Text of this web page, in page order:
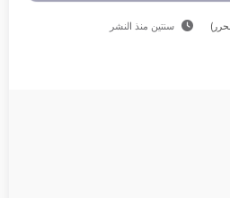
سنتين منذ النشر